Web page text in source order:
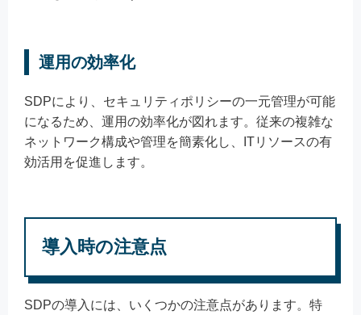
運用の効率化
SDPにより、セキュリティポリシーの一元管理が可能
になるため、運用の効率化が図れます。従来の複雑な
ネットワーク構成や管理を簡素化し、ITリソースの有
効活用を促進します。
導入時の注意点
SDPの導入には、いくつかの注意点があります。特